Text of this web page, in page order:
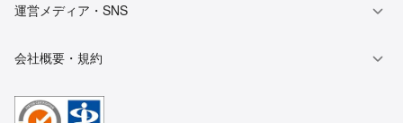
運営メディア・SNS
会社概要・規約